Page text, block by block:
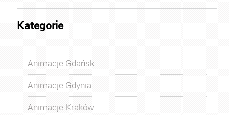
Kategorie
Animacje Gdańsk
Animacje Gdynia
Animacje Kraków